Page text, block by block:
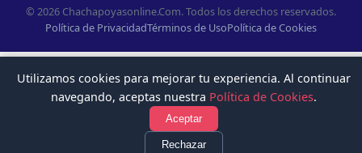
© 2026 Chachapoyasonline.Com. Todos los derechos reservados.
Política de PrivacidadTérminos de UsoPolítica de Cookies
Utilizamos cookies para mejorar tu experiencia. Al continuar
navegando, aceptas nuestra Política de Cookies.
Aceptar
Rechazar